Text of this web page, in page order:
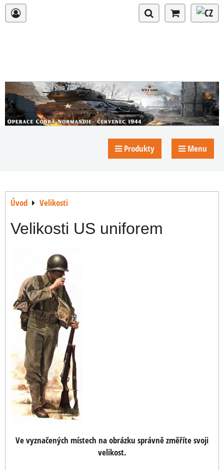
Produkty Menu
Úvod Velikosti
Velikosti US uniforem
Ve vyznačených místech na obrázku správně změříte svoji
velikost.